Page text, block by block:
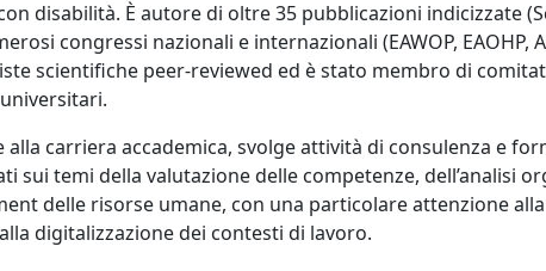
disabilità. È autore di oltre 35 pubblicazioni indicizzate
congressi nazionali e internazionali (EAWOP, EAOHP,
scientifiche peer-reviewed ed è stato membro di
alla carriera accademica, svolge attività di consulenza e
sui temi della valutazione delle competenze, dell’analisi
delle risorse umane, con una particolare attenzione
digitalizzazione dei contesti di lavoro.